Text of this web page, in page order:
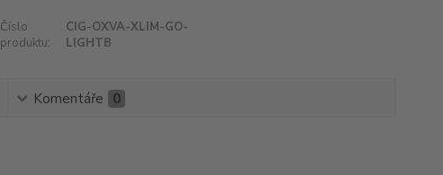
Číslo
produktu:
CIG-OXVA-XLIM-GO-
LIGHTB
Komentáře 0